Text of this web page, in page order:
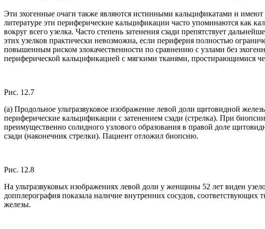
Эти эхогенные очаги также являются истинными кальцификатами и
литературе эти периферические кальцификации часто упоминаются как
вокруг всего узелка. Часто степень затенения сзади препятствует
этих узелков практически невозможна, если периферия полностью
повышенным риском злокачественности по сравнению с узлами без
периферической кальцификацией с мягкими тканями, простирающимися
Рис. 12.7
(a) Продольное ультразвуковое изображение левой доли щитовидной
периферические кальцификации с затенением сзади (стрелка). При
преимущественно солидного узлового образования в правой доле
сзади (наконечник стрелки). Пациент отложил биопсию.
Рис. 12.8
На ультразвуковых изображениях левой доли у женщины 52 лет виден
допплерография показала наличие внутренних сосудов,
железы.